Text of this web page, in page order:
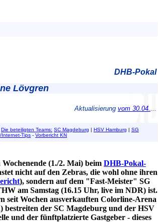
DHB-Pokal
Lövgren
Aktualisierung vom 30.04....
Die beteiligten Teams: SC Magdeburg | HSV Hamburg | SG
Internet-Tips - Vorbericht KN
(1./2. Mai) beim DHB-Pokal-
nicht auf den Zebras, die wohl ohne ihren
), sondern auf dem "Fast-Meister" SG
am Samstag (16.15 Uhr, live im NDR) ist.
seit Wochen ausverkauften Colorline-Arena
der SC Magdeburg und der HSV
und der fünftplatzierte Gastgeber - dieses